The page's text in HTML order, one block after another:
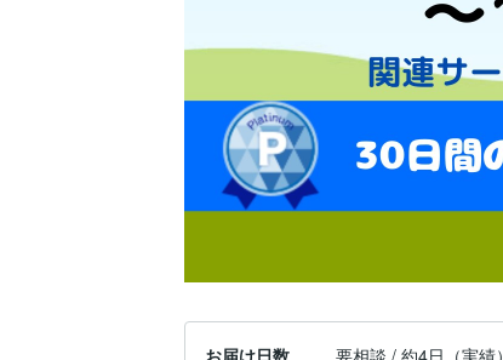
お届け日数
要相談 / 約4日（実績）